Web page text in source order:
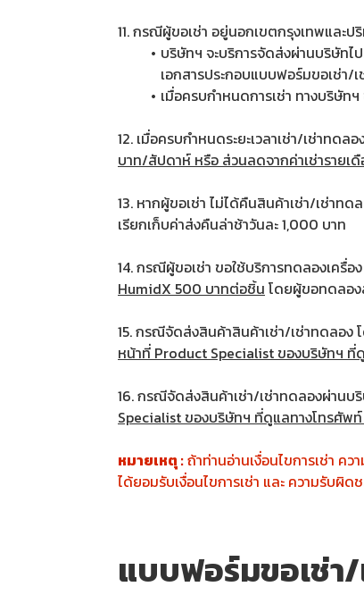
11. กรณีผู้ขอเช่า อยู่นอกเขตกรุงเทพและ
บริษัทฯ จะบริการจัดส่งผ่านบริษัทไ
เอกสารประกอบแบบฟอร์มขอเช่า/
เมื่อครบกำหนดการเช่า ทางบริษั
12. เมื่อครบกำหนดระยะเวลาเช่า/เช่าทดล
บาท/สัปดาห์ หรือ ส่วนลดจากค่าเช่ารายเ
13. หากผู้ขอเช่า ไม่ได้คืนสินค้าเช่า/เช่าท
เรียกเก็บค่าส่งคืนล่าช้าวันละ 1,000 บาท
14. กรณีผู้ขอเช่า ขอใช้บริการทดลองเครื่
HumidX 500 บาทต่อชิ้น โดยผู้ขอทดลอง
15. กรณีจัดส่งสินค้าสินค้าเช่า/เช่าทดลอง
หน้าที่ Product Specialist ของบริษัทฯ ที่
16. กรณีจัดส่งสินค้าเช่า/เช่าทดลองผ่านบ
Specialist ของบริษัทฯ ที่ดูแลทางโทรศัพ
หมายเหตุ :ถ้าท่านอ่านเงื่อนไขการเช่า ค
ได้ยอมรับเงื่อนไขการเช่า และ ความรับผิ
แบบฟอร์มขอเช่า/